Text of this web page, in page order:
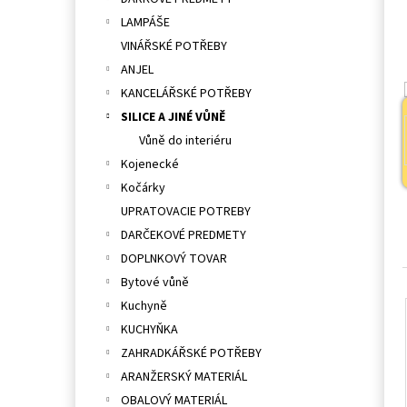
LAMPÁŠE
VINÁŘSKÉ POTŘEBY
ANJEL
KANCELÁŘSKÉ POTŘEBY
SILICE A JINÉ VŮNĚ
Vůně do interiéru
Kojenecké
Kočárky
UPRATOVACIE POTREBY
DARČEKOVÉ PREDMETY
DOPLNKOVÝ TOVAR
Bytové vůně
Kuchyně
KUCHYŇKA
ZAHRADKÁŘSKÉ POTŘEBY
ARANŽERSKÝ MATERIÁL
OBALOVÝ MATERIÁL